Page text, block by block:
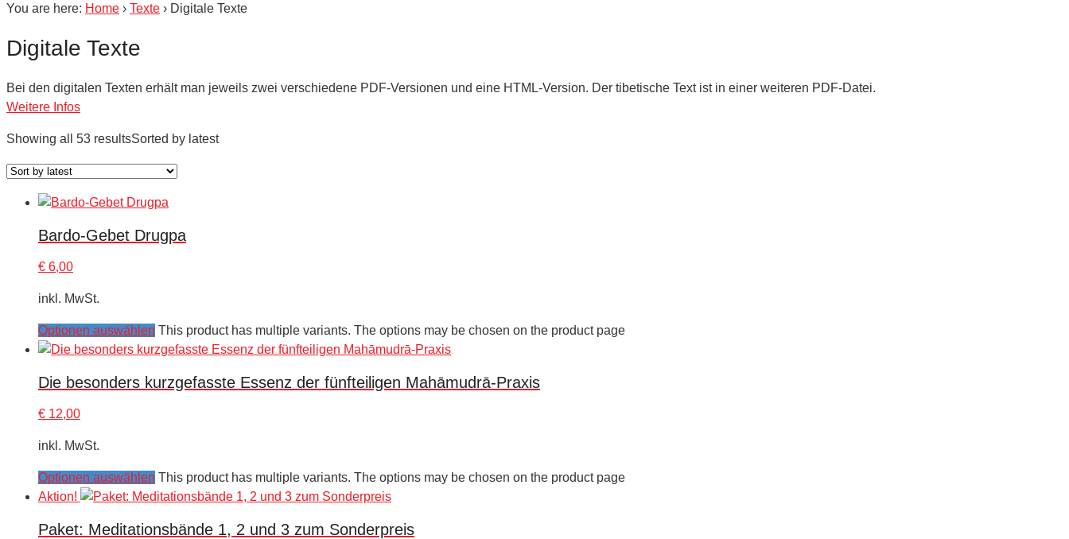
You are here: Home › Texte › Digitale Texte
Digitale Texte
Bei den digitalen Texten erhält man jeweils zwei verschiedene PDF-Versionen und eine HTML-Version. Der tibetische Text ist in einer weiteren PDF-Datei.
Weitere Infos
Showing all 53 resultsSorted by latest
Bardo-Gebet Drugpa
€ 6,00
inkl. MwSt.
Optionen auswählen This product has multiple variants. The options may be chosen on the product page
Die besonders kurzgefasste Essenz der fünfteiligen Mahāmudrā-Praxis
€ 12,00
inkl. MwSt.
Optionen auswählen This product has multiple variants. The options may be chosen on the product page
Aktion!
Paket: Meditationsbände 1, 2 und 3 zum Sonderpreis